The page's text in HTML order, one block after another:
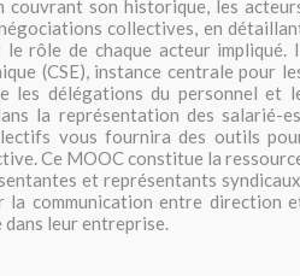
couvrant son historique, les
collectives, en
rôle de chaque acteur impliqué.
(CSE), instance centrale pour
les délégations du personnel et
la représentation des salarié-
vous fournira des outils
Ce MOOC constitue la
et représentants
communication entre direction
dans leur entreprise.